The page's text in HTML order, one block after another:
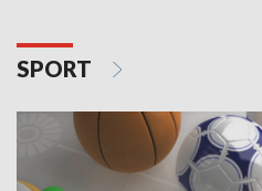
SPORT